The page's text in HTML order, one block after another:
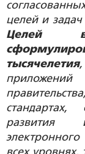
целей и задач
Целей в
тысячелетия,
развития
всех